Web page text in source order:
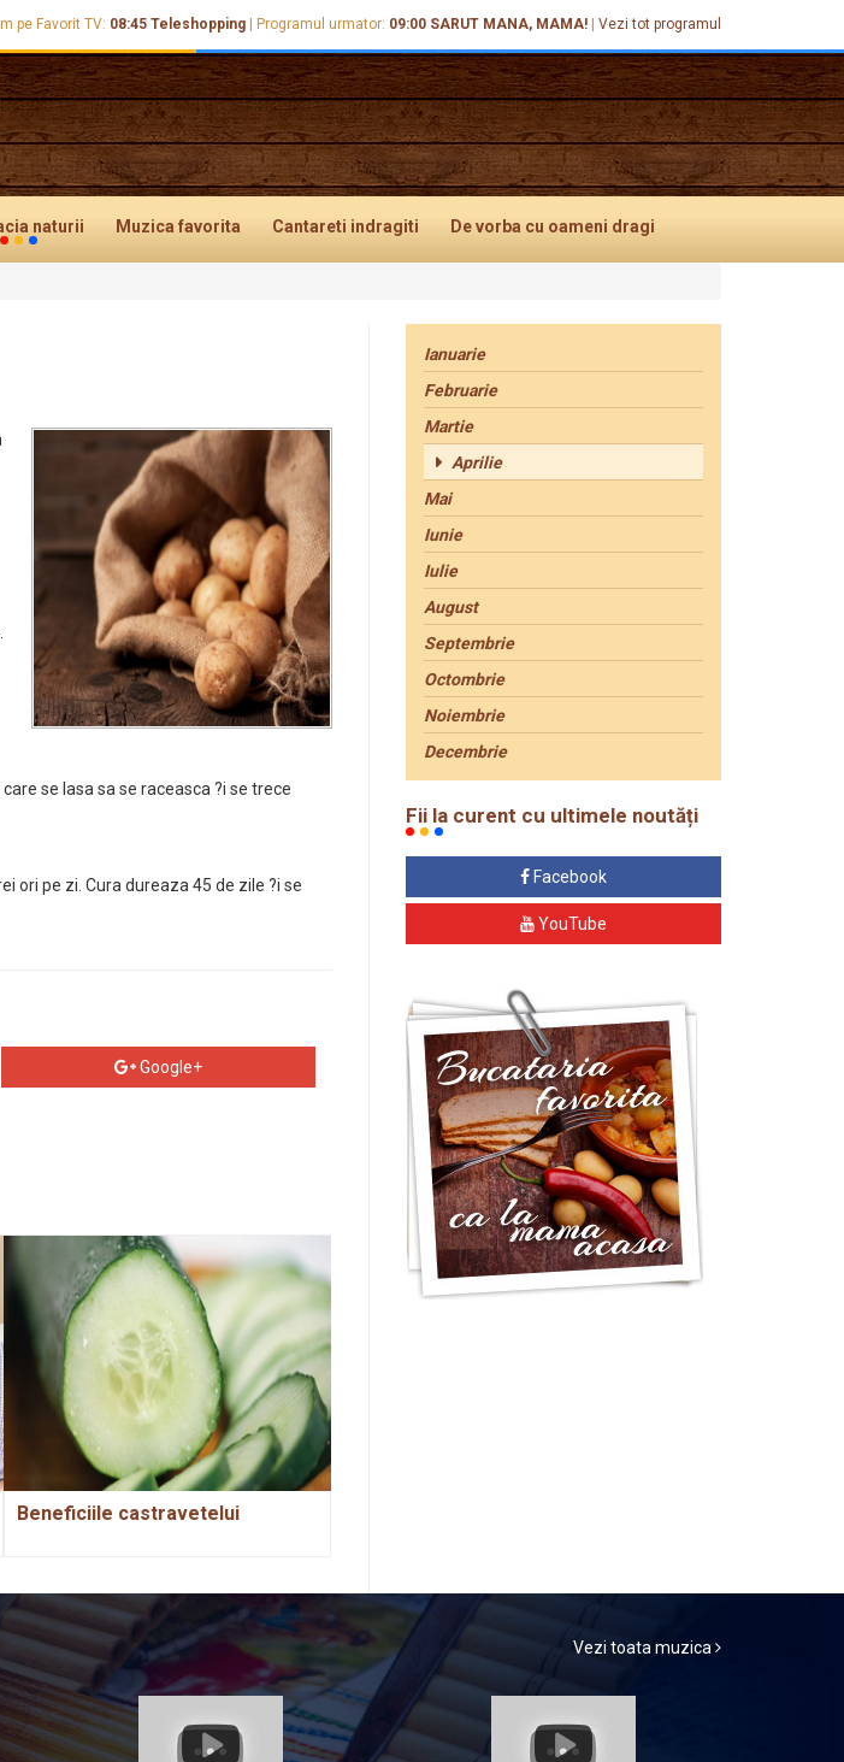
pe Favorit TV: 08:45 Teleshopping Programul urmator: 09:00 SARUT MANA, MAMA! Vezi tot programul
naturii Muzica favorita Cantareti indragiti De vorba cu oameni dragi
se lasa sa se raceasca ?i se trece
ori pe zi. Cura dureaza 45 de zile ?i se
Google+
Beneficiile castravetelui
Ianuarie
Februarie
Martie
Aprilie
Mai
Iunie
Iulie
August
Septembrie
Octombrie
Noiembrie
Decembrie
Fii la curent cu ultimele noutăți
Facebook
YouTube
Vezi toata muzica